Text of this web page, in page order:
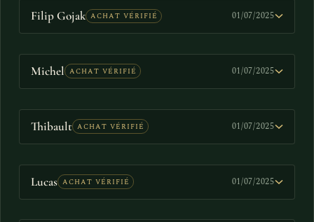
Filip Gojak ACHAT VÉRIFIÉ 01/07/2025
Michel ACHAT VÉRIFIÉ 01/07/2025
Thibault ACHAT VÉRIFIÉ 01/07/2025
Lucas ACHAT VÉRIFIÉ 01/07/2025